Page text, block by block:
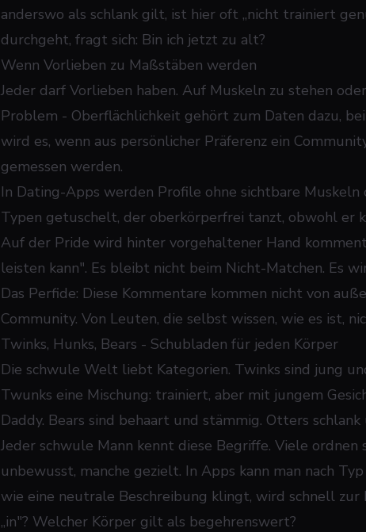
anderswo als schlank gilt, ist hier oft „nicht trainiert
durchgeht, fragt sich: Bin ich jetzt zu alt?
Wenn Vorlieben zu Maßstäben werden
Jeder darf Vorlieben haben. Auf Muskeln zu stehen
Problem - Oberflächlichkeit gehört zum Daten dazu,
wird es, wenn aus persönlicher Präferenz ein
gemessen werden.
In Dating-Apps werden Profile ohne sichtbare
Typen getuschelt, der oberkörperfrei tanzt, obwohl er
Auf der Pride wird hinter vorgehaltener Hand
leisten kann". Es bleibt nicht beim Nicht-Matchen. Es
Das Perfide: Diese Kommentare kommen nicht von
Community. Von Leuten, die selbst wissen, wie es ist,
Twinks, Hunks, Bears - Schubladen für jeden Körper
Die schwule Welt liebt Kategorien. Twinks sind jung
Twunks eine Mischung: trainiert, aber mit jungem
Daddy. Bears sind behaart und stämmig. Otters
Jeder schwule Mann kennt diese Begriffe. Viele ordnen
unbewusst, manche gezielt. In Apps kann man nach
wie eine neutrale Beschreibung klingt, wird schnell
„in"? Welcher Körper gilt als begehrenswert?